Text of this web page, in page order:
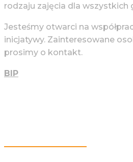
rodzaju zajęcia dla wszystkich
Jesteśmy otwarci na
inicjatywy. Zainteresowane
prosimy o kontakt.
BIP